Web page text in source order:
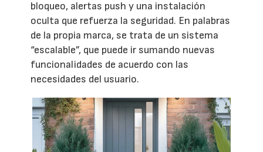
bloqueo, alertas push y una instalación
oculta que refuerza la seguridad. En palabras
de la propia marca, se trata de un sistema
“escalable”, que puede ir sumando nuevas
funcionalidades de acuerdo con las
necesidades del usuario.